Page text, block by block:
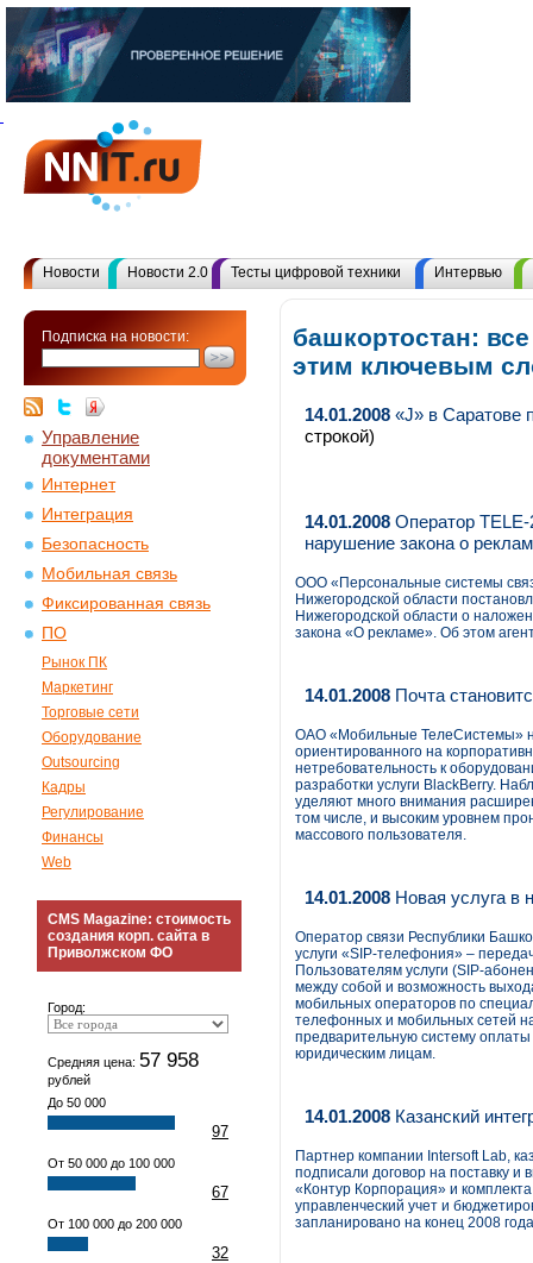
Новости Новости 2.0 Тесты цифровой техники Интервью
Подписка на новости:
Управление
документами
Интернет
Интеграция
Безопасность
Мобильная связь
Фиксированная связь
ПО
Рынок ПК
Маркетинг
Торговые сети
Оборудование
Outsourcing
Кадры
Регулирование
Финансы
Web
CMS Magazine: стоимость
создания корп. сайта в
Приволжском ФО
Город:
Средняя цена: 57 958
рублей
До 50 000
97
От 50 000 до 100 000
67
От 100 000 до 200 000
32
башкортостан:
этим ключевым
14.01.2008 «J» в Саратове
строкой)
14.01.2008 Оператор
нарушение закона о
ООО «Персональные системы
Нижегородской области
Нижегородской области о
закона «О рекламе». Об этом
14.01.2008 Почта
ОАО «Мобильные ТелеСистемы»
ориентированного на
нетребовательность к
разработки услуги BlackBerry.
уделяют много внимания
том числе, и высоким уровнем
массового пользователя.
14.01.2008 Новая услуга в
Оператор связи Республики
услуги «SIP-телефония» –
Пользователям услуги (SIP-
между собой и возможность
мобильных операторов по
телефонных и мобильных сетей
предварительную систему
юридическим лицам.
14.01.2008 Казанский
Партнер компании Intersoft Lab,
подписали договор на поставку
«Контур Корпорация» и
управленческий учет и
запланировано на конец 2008